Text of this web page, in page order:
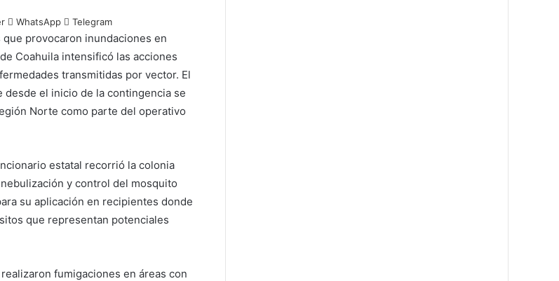
WhatsApp Telegram
provocaron inundaciones en
Coahuila intensificó las acciones
transmitidas por vector. El
el inicio de la contingencia se
Norte como parte del operativo
estatal recorrió la colonia
y control del mosquito
su aplicación en recipientes donde
que representan potenciales
fumigaciones en áreas con